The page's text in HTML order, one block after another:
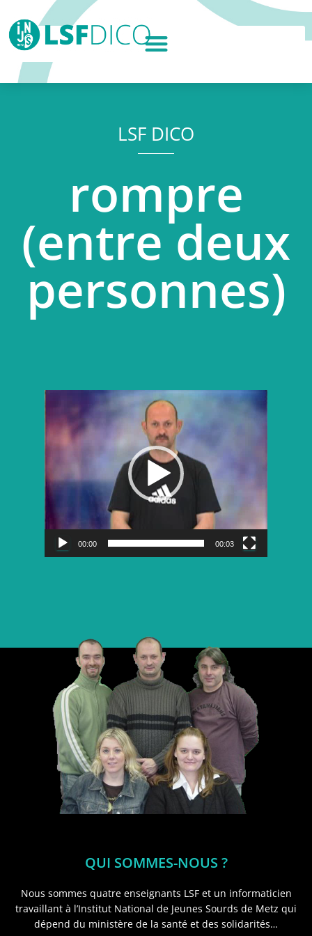
LSF DICO
rompre
(entre deux
personnes)
Lecteur
vidéo
00:00 00:03
QUI SOMMES-NOUS ?
Nous sommes quatre enseignants LSF et un informaticien
travaillant à l’Institut National de Jeunes Sourds de Metz qui
dépend du ministère de la santé et des solidarités…